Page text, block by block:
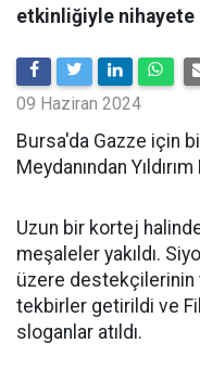
etkinliğiyle nihayete
09 Haziran 2024
Bursa'da Gazze için
Meydanından
Uzun bir kortej
meşaleler yakıldı.
üzere destekçilerinin
tekbirler getirildi ve
sloganlar atıldı.